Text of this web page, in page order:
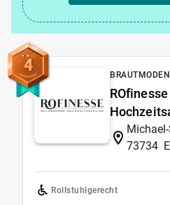
4 BRAUTMODEN
73734
Rollstuhlgerecht